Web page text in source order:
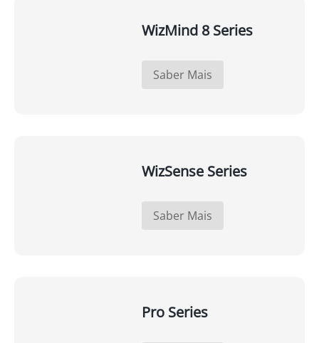
WizMind 8 Series
Saber Mais
WizSense Series
Saber Mais
Pro Series